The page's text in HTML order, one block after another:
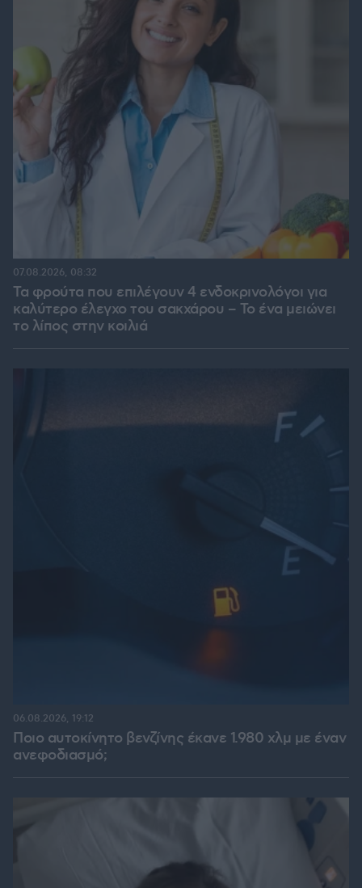
Τα φρούτα που επιλέγουν 4 ενδοκρινολόγοι για
καλύτερο έλεγχο του σακχάρου – Το ένα μειώνει
το λίπος στην κοιλιά
07.08.2026, 08:32
Ποιο αυτοκίνητο βενζίνης έκανε 1.980 χλμ με έναν
ανεφοδιασμό;
06.08.2026, 19:12